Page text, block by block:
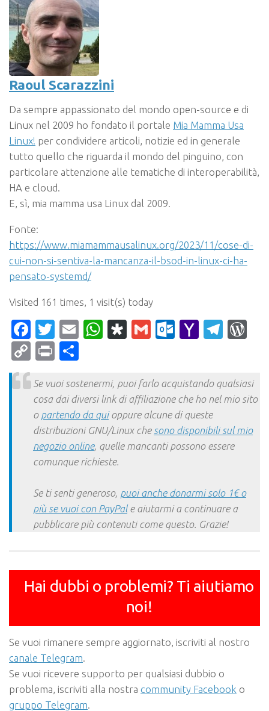
Raoul Scarazzini
Da sempre appassionato del mondo open-source e di
Linux nel 2009 ho fondato il portale Mia Mamma Usa
Linux! per condividere articoli, notizie ed in generale
tutto quello che riguarda il mondo del pinguino, con
particolare attenzione alle tematiche di interoperabilità,
HA e cloud.
E, sì, mia mamma usa Linux dal 2009.
Fonte:
https://www.miamammausalinux.org/2023/11/cose-di-
cui-non-si-sentiva-la-mancanza-il-bsod-in-linux-ci-ha-
pensato-systemd/
Visited 161 times, 1 visit(s) today
Facebook
Twitter
EmailWhatsApp
Diaspora
Gmail Yahoo
CopyPrint
Se vuoi sostenermi, puoi farlo acquistando qualsiasi
cosa dai diversi link di affiliazione che ho nel mio sito
o partendo da quioppure alcune di queste
distribuzioni GNU/Linux che sono disponibili sul mio
negozio online, quelle mancanti possono essere
comunque richieste.
Se ti senti generoso, puoi anche donarmi solo 1€ o
più se vuoi con PayPale aiutarmi a continuare a
pubblicare più contenuti come questo. Grazie!
Hai dubbi o problemi? Ti aiutiamo
noi!
Se vuoi rimanere sempre aggiornato, iscriviti al nostro
canale Telegram.
Se vuoi ricevere supporto per qualsiasi dubbio o
problema, iscriviti alla nostra community Facebook o
gruppo Telegram.